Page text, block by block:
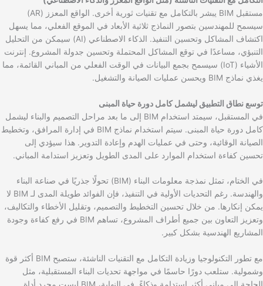
مستقبل BIM يبشر بالتكامل مع تقنيات ثورية أخرى. الواقع المعزز (AR)
سيسمح للمهندسين بتصور النماذج ثلاثية الأبعاد في الموقع الفعلي، مما يسهل
اكتشاف المشاكل وتحسين التنفيذ. الذكاء الاصطناعي (AI) سيمكن من التحليل
التنبؤي، مساعدًا في توقع المشاكل المحتملة وتحسين جدولة المشروع. إنترنت
الأشياء (IoT) سيسمح بجمع البيانات في الوقت الفعلي من المباني القائمة، مما
يغذي نماذج BIM ويحسن عمليات الصيانة والتشغيل.
توسع نطاق التطبيق ليشمل كامل دورة حياة المبنى
في المستقبل، سيمتد استخدام BIM إلى ما بعد مراحل التصميم والبناء ليشمل
كامل دورة حياة المبنى. سيتم استخدام نماذج BIM في إدارة المرافق، وتخطيط
الصيانة الوقائية، وحتى في عمليات الهدم وإعادة التدوير. هذا سيؤدي إلى
تحسين كفاءة استخدام الموارد على المدى الطويل وتعزيز استدامة المباني.
في الختام، تمثل نمذجة معلومات البناء (BIM) تحولًا جذريًا في صناعة البناء
والهندسة. رغم التحديات الأولية في التنفيذ، فإن الفوائد طويلة المدى لـ BIM لا
يمكن إنكارها. من خلال تحسين التخطيط والتصميم، وتقليل الأخطاء والتكاليف،
وتعزيز التعاون بين جميع أطراف المشروع، تساهم BIM في رفع كفاءة وجودة
المشاريع الهندسية بشكل كبير.
مع تطور التكنولوجيا وزيادة التكامل مع التقنيات الناشئة، ستصبح BIM أكثر قوة
وشمولية. ستلعب دورًا حاسمًا في مواجهة تحديات البناء المستقبلية، مثل